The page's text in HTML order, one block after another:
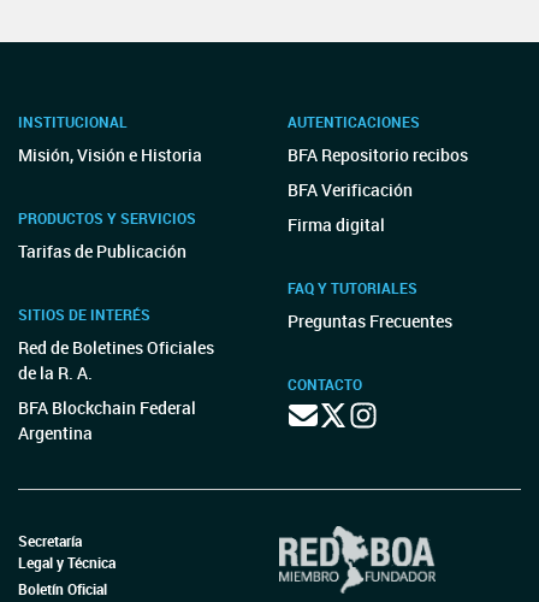
INSTITUCIONAL
Misión, Visión e Historia
PRODUCTOS Y SERVICIOS
Tarifas de Publicación
SITIOS DE INTERÉS
Red de Boletines Oficiales
de la R. A.
BFA Blockchain Federal
Argentina
AUTENTICACIONES
BFA Repositorio recibos
BFA Verificación
Firma digital
FAQ Y TUTORIALES
Preguntas Frecuentes
CONTACTO
Secretaría
Legal y Técnica
Boletín Oficial